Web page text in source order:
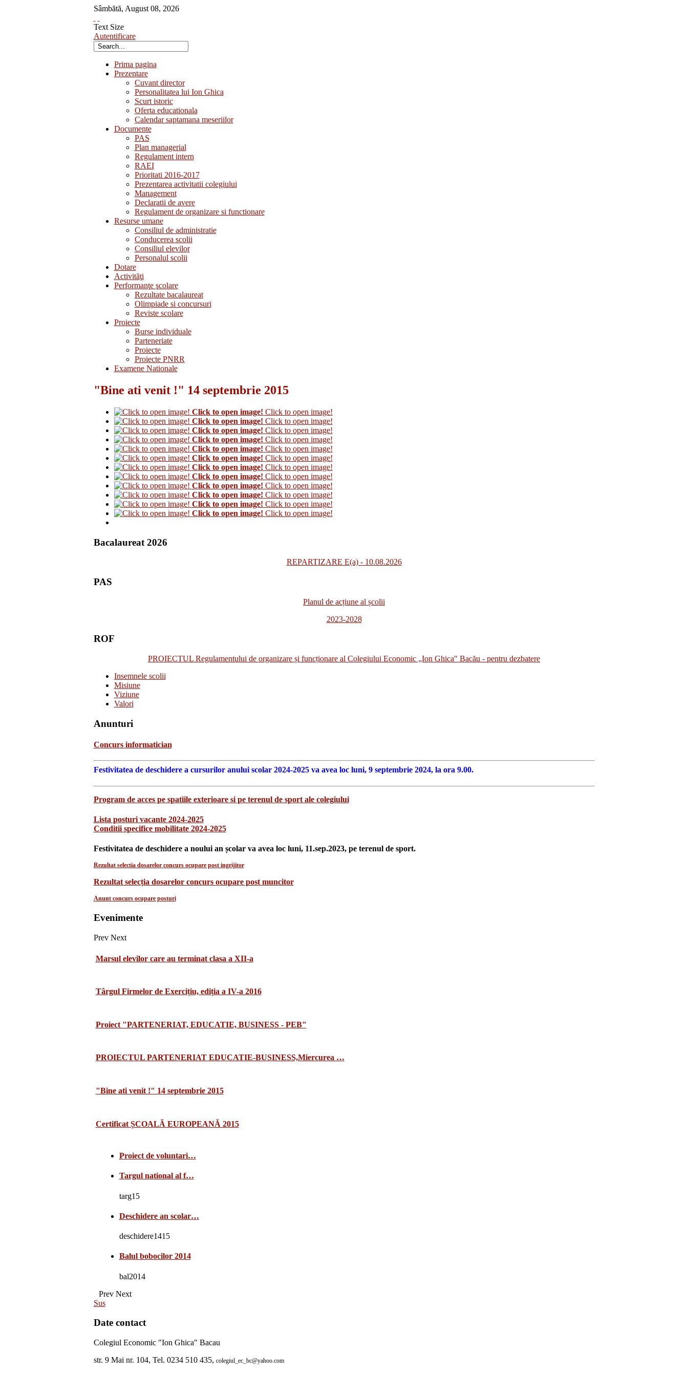
Sâmbătă, August 08, 2026
Text Size
Autentificare
Prima pagina
Prezentare
Cuvant director
Personalitatea lui Ion Ghica
Scurt istoric
Oferta educationala
Calendar saptamana meseriilor
Documente
PAS
Plan managerial
Regulament intern
RAEI
Prioritati 2016-2017
Prezentarea activitatii colegiului
Management
Declaratii de avere
Regulament de organizare si functionare
Resurse umane
Consiliul de administratie
Conducerea scolii
Consiliul elevilor
Personalul scolii
Dotare
Activităţi
Performanţe şcolare
Rezultate bacalaureat
Olimpiade si concursuri
Reviste scolare
Proiecte
Burse individuale
Parteneriate
Proiecte
Proiecte PNRR
Examene Nationale
"Bine ati venit !" 14 septembrie 2015
Click to open image! Click to open image!
Click to open image! Click to open image!
Click to open image! Click to open image!
Click to open image! Click to open image!
Click to open image! Click to open image!
Click to open image! Click to open image!
Click to open image! Click to open image!
Click to open image! Click to open image!
Click to open image! Click to open image!
Click to open image! Click to open image!
Click to open image! Click to open image!
Click to open image! Click to open image!
Bacalaureat 2026
REPARTIZARE E(a) - 10.08.2026
PAS
Planul de acțiune al școlii
2023-2028
ROF
PROIECTUL Regulamentului de organizare și funcționare al Colegiului Economic „Ion Ghica" Bacău - pentru dezbatere
Insemnele scolii
Misiune
Viziune
Valori
Anunturi
Concurs informatician
Festivitatea de deschidere a cursurilor anului scolar 2024-2025 va avea loc luni, 9 septembrie 2024, la ora 9.00.
Program de acces pe spatiile exterioare si pe terenul de sport ale colegiului
Lista posturi vacante 2024-2025
Conditii specifice mobilitate 2024-2025
Festivitatea de deschidere a noului an școlar va avea loc luni, 11.sep.2023, pe terenul de sport.
Rezultat selectia dosarelor concurs ocupare post ingrijitor
Rezultat selecția dosarelor concurs ocupare post muncitor
Anunt concurs ocupare posturi
Evenimente
Prev Next
Marsul elevilor care au terminat clasa a XII-a
Târgul Firmelor de Exercițiu, ediția a IV-a 2016
Proiect "PARTENERIAT, EDUCATIE, BUSINESS - PEB"
PROIECTUL PARTENERIAT EDUCATIE-BUSINESS,Miercurea …
"Bine ati venit !" 14 septembrie 2015
Certificat ȘCOALĂ EUROPEANĂ 2015
Proiect de voluntari…
Targul national al f…
targ15
Deschidere an scolar…
deschidere1415
Balul bobocilor 2014
bal2014
Prev Next
Sus
Date contact
Colegiul Economic "Ion Ghica" Bacau
str. 9 Mai nr. 104, Tel. 0234 510 435, colegiul_ec_bc@yahoo.com